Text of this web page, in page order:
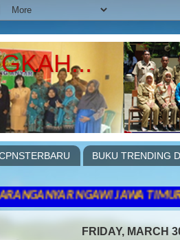
BUKU TRENDING
NGAWI JAWA
FRIDAY, MARCH